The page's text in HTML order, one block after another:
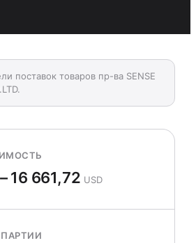
поставок товаров пр-ва SENSE
16 661,72 USD